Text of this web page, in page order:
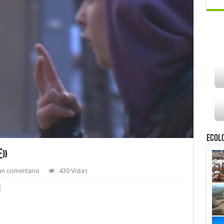
comentario 430 Vistas